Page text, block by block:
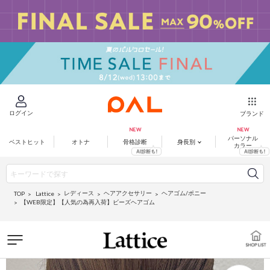
ログイン ブランド
ベストヒット オトナ 骨格診断 身長別
パーソナル
カラー
TOP Lattice レディース ヘアアクセサリー
ヘアゴム/ポニー
【WEB限定】【人気の為再入荷】ビーズヘアゴム